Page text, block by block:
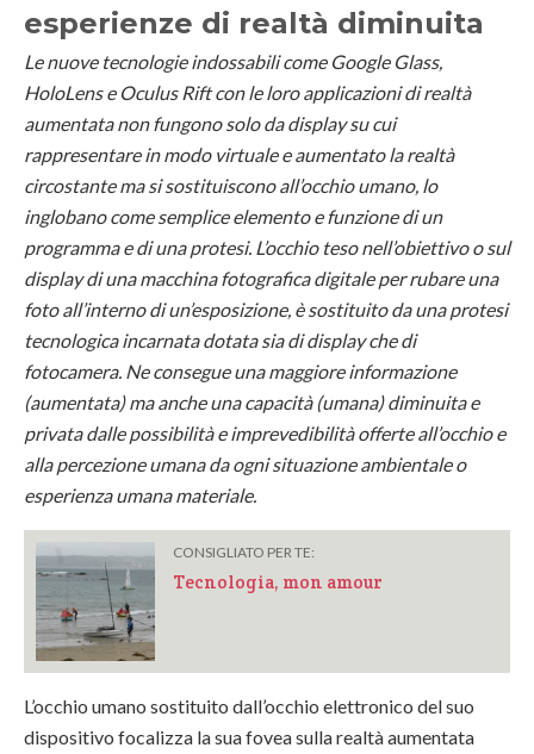
esperienze di realtà diminuita
Le nuove tecnologie indossabili come Google Glass,
HoloLens e Oculus Rift con le loro applicazioni di realtà
aumentata non fungono solo da display su cui
rappresentare in modo virtuale e aumentato la realtà
circostante ma si sostituiscono all’occhio umano, lo
inglobano come semplice elemento e funzione di un
programma e di una protesi. L’occhio teso nell’obiettivo o sul
display di una macchina fotografica digitale per rubare una
foto all’interno di un’esposizione, è sostituito da una protesi
tecnologica incarnata dotata sia di display che di
fotocamera. Ne consegue una maggiore informazione
(aumentata) ma anche una capacità (umana) diminuita e
privata dalle possibilità e imprevedibilità offerte all’occhio e
alla percezione umana da ogni situazione ambientale o
esperienza umana materiale.
CONSIGLIATO PER TE:
Tecnologia, mon amour
L’occhio umano sostituito dall’occhio elettronico del suo
dispositivo focalizza la sua fovea sulla realtà aumentata